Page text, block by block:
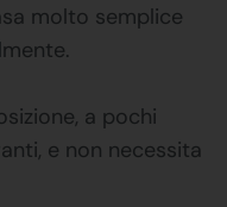
molto semplice
a pochi
e non necessita